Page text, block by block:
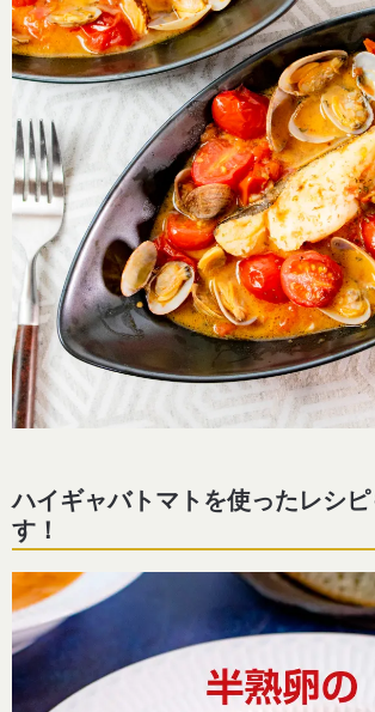
ハイギャバトマトを使ったレシ
す！